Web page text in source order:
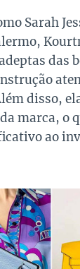
Sarah
das
disso,
marca, o
ao